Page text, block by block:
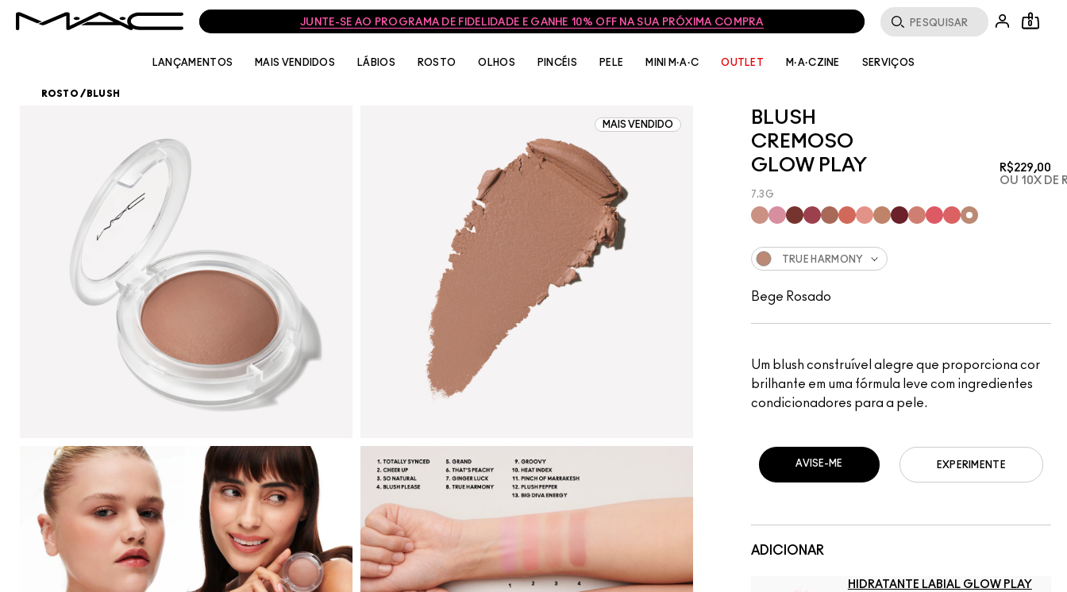
FRETE GRÁTIS NAS COMPRAS ACIMA DE R$399 0
LANÇAMENTOS MAIS VENDIDOS LÁBIOS ROSTO OLHOS PINCÉIS PELE MINI M·A·C OUTLET M·A·CZINE SERVIÇOS
ROSTO / BLUSH
MAIS VENDIDO
BLUSH
CREMOSO
GLOW PLAY
R$229,00
OU 10X DE
7.3G
Um blush construível alegre que proporciona cor
brilhante em uma fórmula leve com ingredientes
condicionadores para a pele.
TRUE HARMONY
Bege Rosado
ADICIONAR
HIDRATANTE LABIAL GLOW PLAY
EXPERIMENTE
AVISE-ME